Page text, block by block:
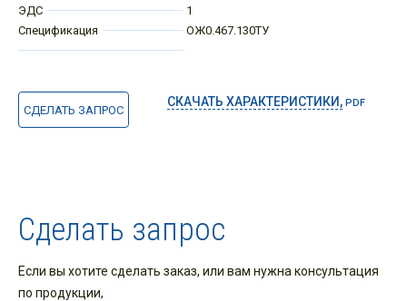
ЭДС
1
Спецификация
ОЖ0.467.130ТУ
СДЕЛАТЬ ЗАПРОС
СКАЧАТЬ ХАРАКТЕРИСТИКИ, PDF
Сделать запрос
Если вы хотите сделать заказ, или вам нужна консультация
по продукции,